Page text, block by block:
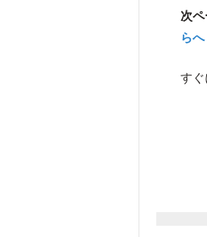
次ペ
らへ
す